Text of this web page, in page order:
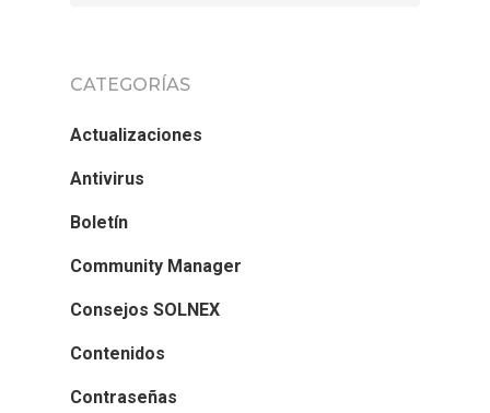
CATEGORÍAS
Actualizaciones
Antivirus
Boletín
Community Manager
Consejos SOLNEX
Contenidos
Contraseñas